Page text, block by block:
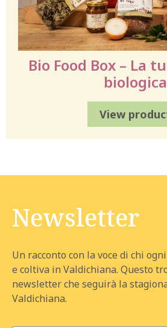
Bio Food Box – La
biologica
View
Newsletter
Un racconto con la voce di chi
e coltiva in Valdichiana. Questo
newsletter che seguirà la
Valdichiana.